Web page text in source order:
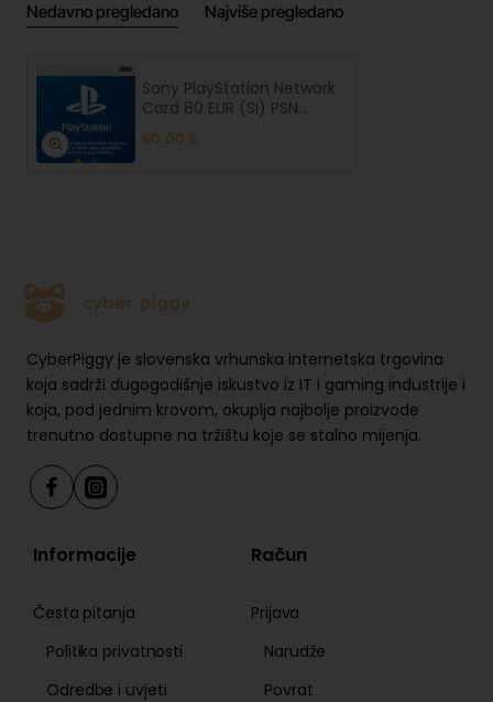
Nedavno pregledano Najviše pregledano
Sony PlayStation Network
Card 80 EUR (SI) PSN
SLOVENIJA
80.00 €
CyberPiggy je slovenska vrhunska internetska trgovina
koja sadrži dugogodišnje iskustvo iz IT i gaming industrije i
koja, pod jednim krovom, okuplja najbolje proizvode
trenutno dostupne na tržištu koje se stalno mijenja.
Informacije
Česta pitanja
Politika privatnosti
Odredbe i uvjeti
Račun
Prijava
Narudže
Povrat